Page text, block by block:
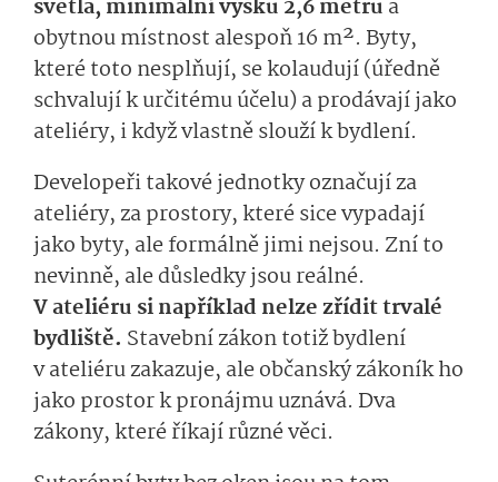
světla, minimální výšku 2,6 metru a
obytnou místnost alespoň 16 m². Byty,
které toto nesplňují, se kolaudují (úředně
schvalují k určitému účelu) a prodávají jako
ateliéry, i když vlastně slouží k bydlení.
Developeři takové jednotky označují za
ateliéry, za prostory, které sice vypadají
jako byty, ale formálně jimi nejsou. Zní to
nevinně, ale důsledky jsou reálné.
V ateliéru si například nelze zřídit trvalé
bydliště. Stavební zákon totiž bydlení
v ateliéru zakazuje, ale občanský zákoník ho
jako prostor k pronájmu uznává. Dva
zákony, které říkají různé věci.